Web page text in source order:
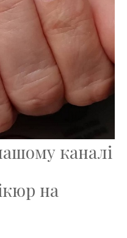
каналі
на